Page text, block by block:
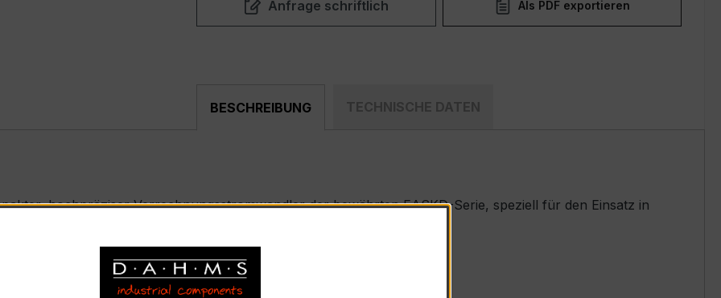
Anfrage schriftlich Als PDF exportieren
BESCHREIBUNG TECHNISCHE DATEN
hochpräziser Verrechnungsstromwandler der bewährten EASKD-Serie, speziell für den Einsatz in
Mess- und Überwachungssystemen entwickelt.
EASKD 31.8